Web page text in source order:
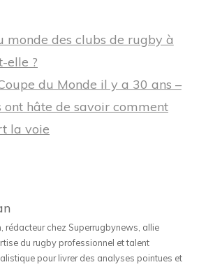
monde des clubs de rugby à
elle ?
du Monde il y a 30 ans –
ont hâte de savoir comment
la voie
rédacteur chez Superrugbynews, allie
du rugby professionnel et talent
pour livrer des analyses pointues et